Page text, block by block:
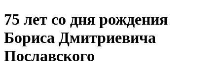
75 лет со дня рождения
Бориса Дмитриевича
Пославского